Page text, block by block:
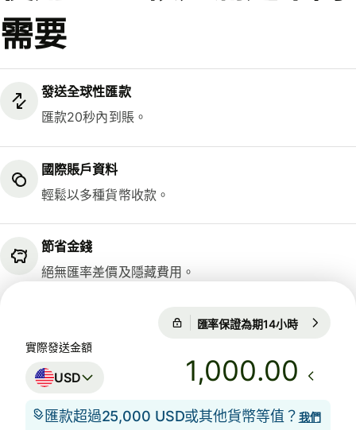
需要
發送全球性匯款
匯款20秒內到賬。
國際賬戶資料
輕鬆以多種貨幣收款。
節省金錢
絕無匯率差價及隱藏費用。
匯率保證為期14小時
實際發送金額
USD .00
匯款超過25,000 USD或其他貨幣等值？ 我們